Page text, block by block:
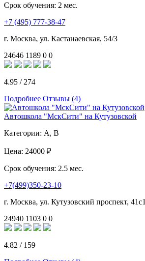
Срок обучения: 2 мес.
+7 (495) 777-38-47
г. Москва, ул. Кастанаевская, 54/3
24646 1189 0 0
4.95 / 274
Подробнее Отзывы (4)
Автошкола "МскСити" на Кутузовской
Категории: A, B
Цена: 24000 ₽
Срок обучения: 2.5 мес.
+7(499)350-23-10
г. Москва, ул. Кутузовский проспект, 41с1
24940 1103 0 0
4.82 / 159